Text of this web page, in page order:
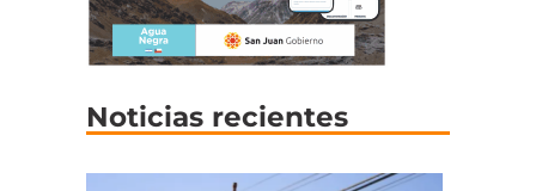
Noticias recientes